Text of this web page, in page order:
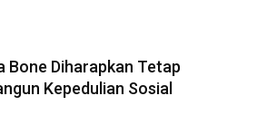
Bone Diharapkan Tetap
Kepedulian Sosial